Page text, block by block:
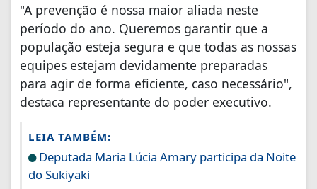
"A prevenção é nossa maior aliada neste
período do ano. Queremos garantir que a
população esteja segura e que todas as nossas
equipes estejam devidamente preparadas
para agir de forma eficiente, caso necessário",
destaca representante do poder executivo.
LEIA TAMBÉM:
Deputada Maria Lúcia Amary participa da Noite
do Sukiyaki